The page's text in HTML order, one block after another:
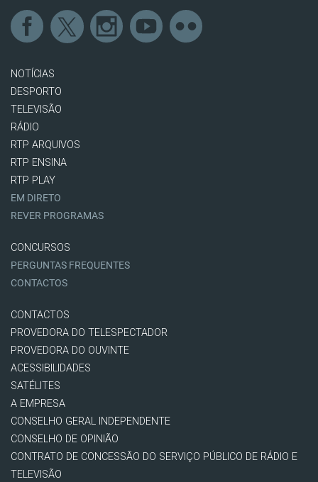
NOTÍCIAS
DESPORTO
TELEVISÃO
RÁDIO
RTP ARQUIVOS
RTP ENSINA
RTP PLAY
EM DIRETO
REVER PROGRAMAS
CONCURSOS
PERGUNTAS FREQUENTES
CONTACTOS
CONTACTOS
PROVEDORA DO TELESPECTADOR
PROVEDORA DO OUVINTE
ACESSIBILIDADES
SATÉLITES
A EMPRESA
CONSELHO GERAL INDEPENDENTE
CONSELHO DE OPINIÃO
CONTRATO DE CONCESSÃO DO SERVIÇO PÚBLICO DE RÁDIO E
TELEVISÃO